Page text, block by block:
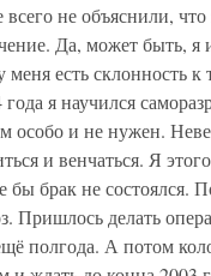
не объяснили, что
Да, может быть, я
есть склонность к
я научился
особо и не нужен.
и венчаться. Я
брак не состоялся.
Пришлось делать
полгода. А потом